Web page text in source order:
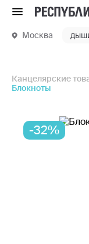
Меню
Москва
Канцелярские
Блокноты
-32%